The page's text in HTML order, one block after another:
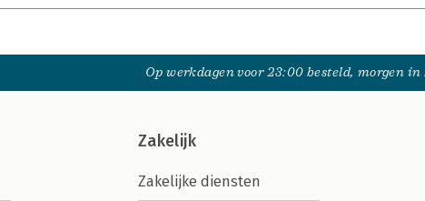
Op werkdagen voor 23:00 besteld, morgen in
Zakelijk
Zakelijke diensten